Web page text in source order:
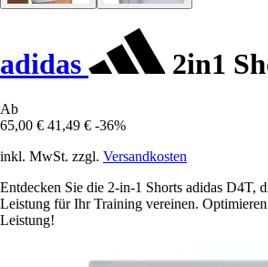
adidas 2in1
Ab
65,00 € 41,49 € -36%
inkl. MwSt. zzgl. Versandkosten
Entdecken Sie die 2-in-1 Shorts adidas D4T,
Leistung für Ihr Training vereinen.
Leistung!